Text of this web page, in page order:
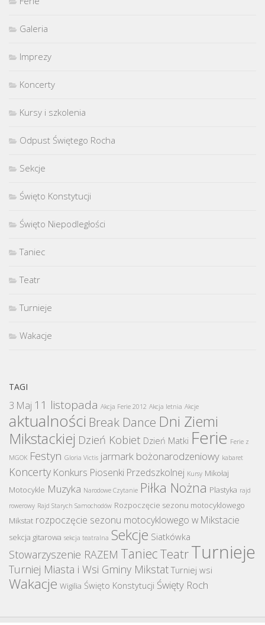
Galeria
Imprezy
Koncerty
Kursy i szkolenia
Odpust Świętego Rocha
Sekcje
Święto Konstytucji
Święto Niepodległości
Taniec
Teatr
Turnieje
Wakacje
TAGI
3 Maj 11 listopada Akcja Ferie 2012 Akcja letnia Akcje
aktualności Break Dance Dni Ziemi
Mikstackiej Dzień Kobiet Dzień Matki Ferie Ferie z
MGOK Festyn Gloria Victis jarmark bożonarodzeniowy kabaret
Koncerty Konkurs Piosenki Przedszkolnej Kursy Mikołaj
Motocykle Muzyka Narodowe Czytanie Piłka Nożna Plastyka rajd
rowerowy Rajd Starych Samochodów Rozpoczęcie sezonu motocyklowego
Mikstat rozpoczęcie sezonu motocyklowego w Mikstacie
sekcja gitarowa sekcja teatralna Sekcje Siatkówka
Stowarzyszenie RAZEM TaniecTeatrTurnieje
Turniej Miasta i Wsi Gminy Mikstat Turniej wsi
Wakacje Wigilia Święto Konstytucji Święty Roch